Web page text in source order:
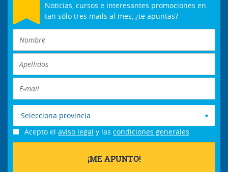
Noticias, cursos e interesantes promociones en
tan sólo tres mails al mes, ¿te apuntas?
Selecciona provincia
Acepto el aviso legal y las condiciones generales